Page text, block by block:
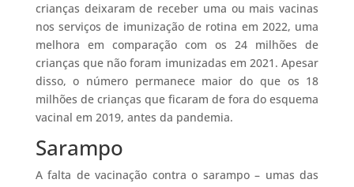
crianças deixaram de receber uma ou mais vacinas
nos serviços de imunização de rotina em 2022, uma
melhora em comparação com os 24 milhões de
crianças que não foram imunizadas em 2021. Apesar
disso, o número permanece maior do que os 18
milhões de crianças que ficaram de fora do esquema
vacinal em 2019, antes da pandemia.
Sarampo
A falta de vacinação contra o sarampo – umas das